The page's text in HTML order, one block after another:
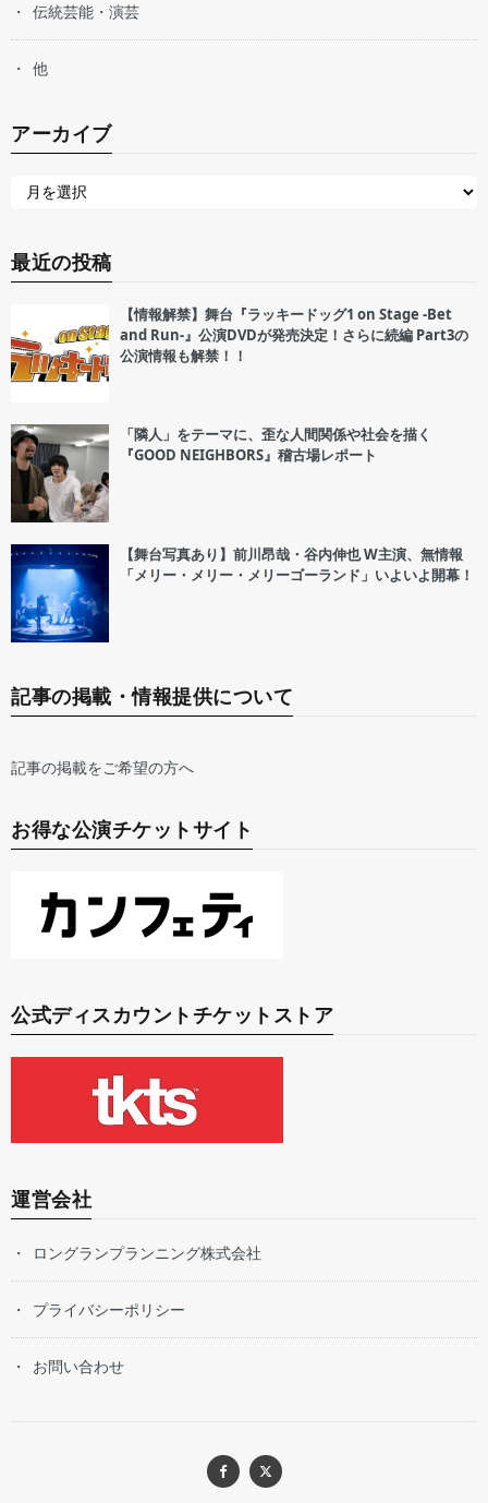
伝統芸能・演芸
他
アーカイブ
最近の投稿
【情報解禁】舞台『ラッキードッグ1 on Stage -Bet
and Run-』公演DVDが発売決定！さらに続編 Part3の
公演情報も解禁！！
「隣人」をテーマに、歪な人間関係や社会を描く
『GOOD NEIGHBORS』稽古場レポート
【舞台写真あり】前川昂哉・谷内伸也 W主演、無情報
「メリー・メリー・メリーゴーランド」いよいよ開幕！
記事の掲載・情報提供について
記事の掲載をご希望の方へ
お得な公演チケットサイト
公式ディスカウントチケットストア
運営会社
ロングランプランニング株式会社
プライバシーポリシー
お問い合わせ